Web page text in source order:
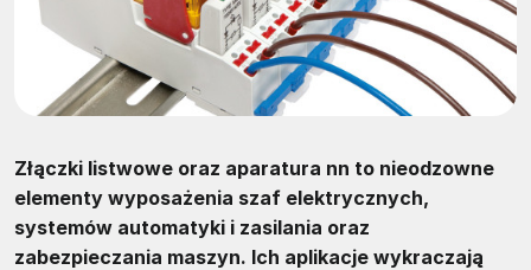
Złączki listwowe oraz aparatura nn to nieodzowne
elementy wyposażenia szaf elektrycznych,
systemów automatyki i zasilania oraz
zabezpieczania maszyn. Ich aplikacje wykraczają